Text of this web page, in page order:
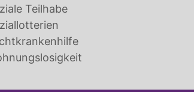
Teilhabe